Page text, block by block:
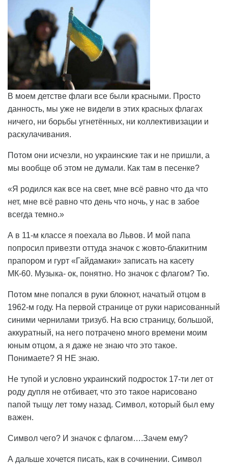
В моем детстве флаги все были красными. Просто
данность, мы уже не видели в этих красных флагах
ничего, ни борьбы угнетённых, ни коллективизации и
раскулачивания.
Потом они исчезли, но украинские так и не пришли, а
мы вообще об этом не думали. Как там в песенке?
«Я родился как все на свет, мне всё равно что да что
нет, мне всё равно что день что ночь, у нас в забое
всегда темно.»
А в 11-м классе я поехала во Львов. И мой папа
попросил привезти оттуда значок с жовто-блакитним
прапором и гурт «Гайдамаки» записать на касету
МК-60. Музыка- ок, понятно. Но значок с флагом? Тю.
Потом мне попался в руки блокнот, начатый отцом в
1962-м году. На первой странице от руки нарисованный
синими чернилами тризуб. На всю страницу, большой,
аккуратный, на него потрачено много времени моим
юным отцом, а я даже не знаю что это такое.
Понимаете? Я НЕ знаю.
Не тупой и условно украинский подросток 17-ти лет от
роду дупля не отбивает, что это такое нарисовано
папой тыщу лет тому назад. Символ, который был ему
важен.
Символ чего? И значок с флагом….Зачем ему?
А дальше хочется писать, как в сочинении. Символ